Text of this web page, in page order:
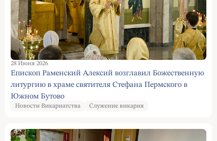
28 Июня 2026
Епископ Раменский Алексий возглавил Божественную
литургию в храме святителя Стефана Пермского в
Южном Бутово
Новости Викариатства Служение викария